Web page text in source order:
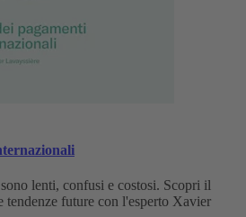
lenti, confusi e costosi. Scopri il
tendenze future con l'esperto Xavier